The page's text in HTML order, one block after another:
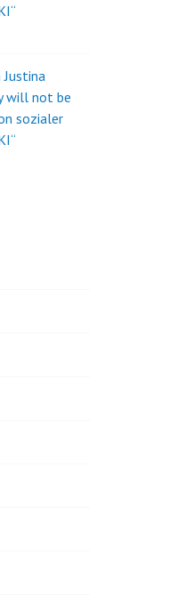
will not be
sozialer